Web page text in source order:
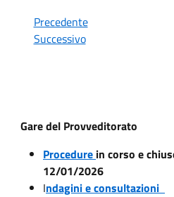
Precedente
Successivo
Gare del Provveditorato
Procedure in corso e
12/01/2026
Indagini e consultazioni